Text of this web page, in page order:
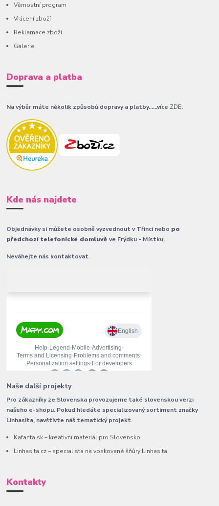
Věrnostní program
Vrácení zboží
Reklamace zboží
Galerie
Doprava a platba
Na výběr máte několik způsobů dopravy a platby......více ZDE.
Kde nás najdete
Objednávky si můžete osobně vyzvednout v Třinci nebo po
předchozí telefonické domluvěve Frýdku - Místku.
Neváhejte nás kontaktovat.
Naše další projekty
Pro zákazníky ze Slovenska provozujeme také slovenskou verzi
našeho e-shopu. Pokud hledáte specializovaný sortiment značky
Linhasita, navštivte náš tematický projekt.
Kafanta.sk – kreativní materiál pro Slovensko
Linhasita.cz – specialista na voskované šňůry Linhasita
Kontakty